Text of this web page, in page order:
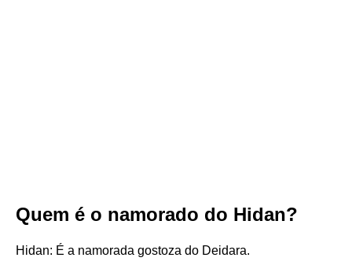
Quem é o namorado do Hidan?
Hidan: É a namorada gostoza do Deidara.